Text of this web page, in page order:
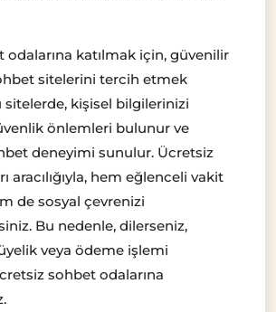
odalarına katılmak için, güvenilir
sitelerini tercih etmek
kişisel bilgilerinizi
önlemleri bulunur ve
deneyimi sunulur. Ücretsiz
aracılığıyla, hem eğlenceli vakit
de sosyal çevrenizi
Bu nedenle, dilerseniz,
veya ödeme işlemi
sohbet odalarına